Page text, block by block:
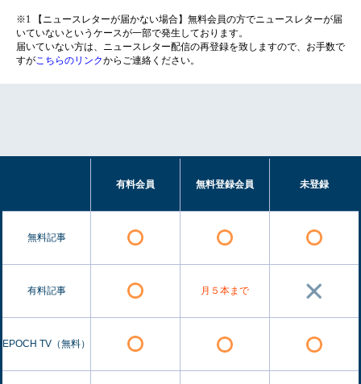
※1 【ニュースレターが届かない場合】無料会員の方でニュースレターが届
いていないというケースが一部で発生しております。
届いていない方は、ニュースレター配信の再登録を致しますので、お手数で
すがこちらのリンクからご連絡ください。
有料会員 無料登録会員 未登録
無料記事
有料記事 月５本まで
EPOCH TV（無料）